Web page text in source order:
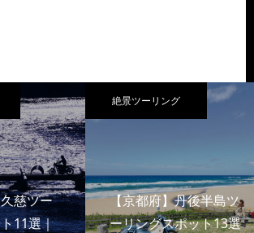
慈ツー
11選｜
絶景ツーリング
【京都府】丹後半島ツ
ーリングスポット13選